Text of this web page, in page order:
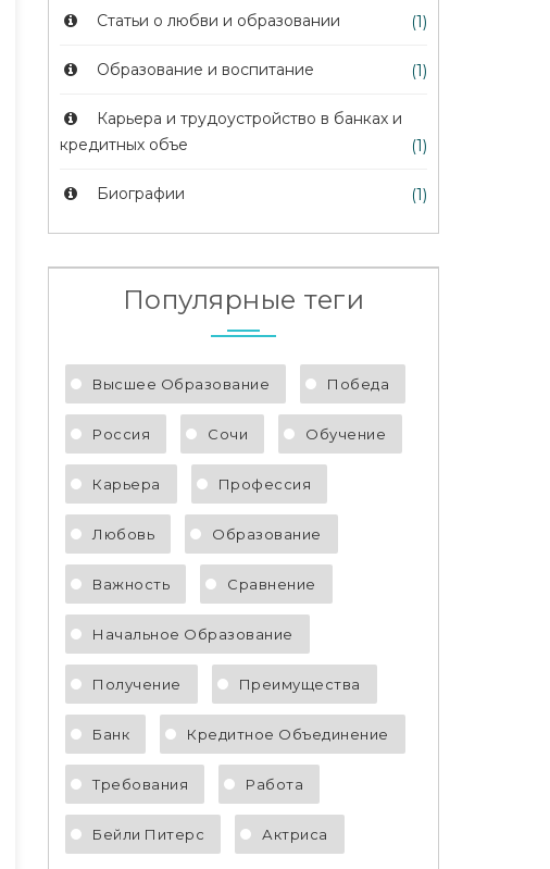
Статьи о любви и образовании (1)
Образование и воспитание (1)
Карьера и трудоустройство в банках и
кредитных объе
(1)
Биографии (1)
Популярные теги
Высшее Образование Победа
Россия Сочи Обучение
Карьера Профессия
Любовь Образование
Важность Сравнение
Начальное Образование
Получение Преимущества
Банк Кредитное Объединение
Требования Работа
Бейли Питерс Актриса